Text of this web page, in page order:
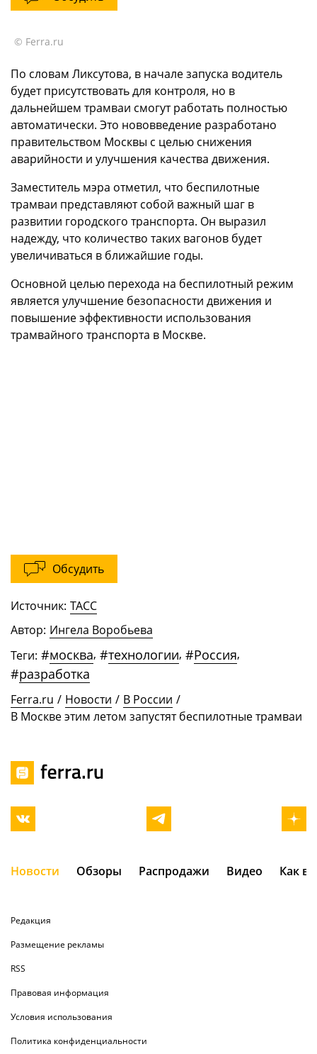
© Ferra.ru
По словам Ликсутова, в начале запуска водитель
будет присутствовать для контроля, но в
дальнейшем трамваи смогут работать полностью
автоматически. Это нововведение разработано
правительством Москвы с целью снижения
аварийности и улучшения качества движения.
Заместитель мэра отметил, что беспилотные
трамваи представляют собой важный шаг в
развитии городского транспорта. Он выразил
надежду, что количество таких вагонов будет
увеличиваться в ближайшие годы.
Основной целью перехода на беспилотный режим
является улучшение безопасности движения и
повышение эффективности использования
трамвайного транспорта в Москве.
Обсудить
Источник: ТАСС
Автор: Ингела Воробьева
Теги: #москва, #технологии, #Россия,
#разработка
Ferra.ru / Новости / В России /
В Москве этим летом запустят беспилотные трамваи
Новости Обзоры Распродажи Видео Как
Редакция
Размещение рекламы
RSS
Правовая информация
Условия использования
Политика конфиденциальности